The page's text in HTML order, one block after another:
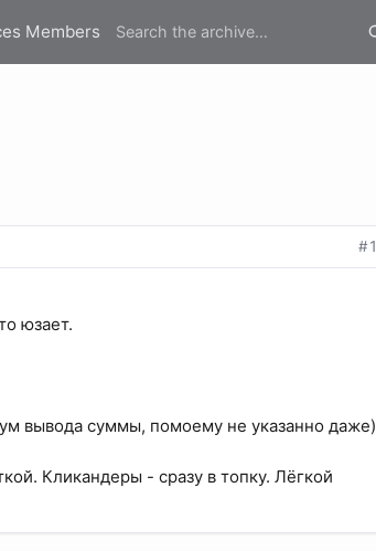
Members
#1
юзает.
вывода суммы, помоему не указанно даже)
Кликандеры - сразу в топку. Лёгкой